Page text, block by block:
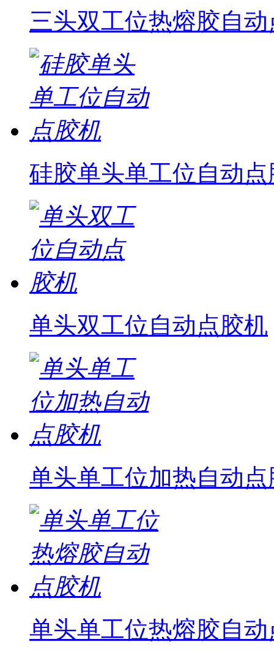
三头双工位热熔胶自
硅胶单头单工位自动点
单头双工位自动点胶机
单头单工位加热自动点
单头单工位热熔胶自